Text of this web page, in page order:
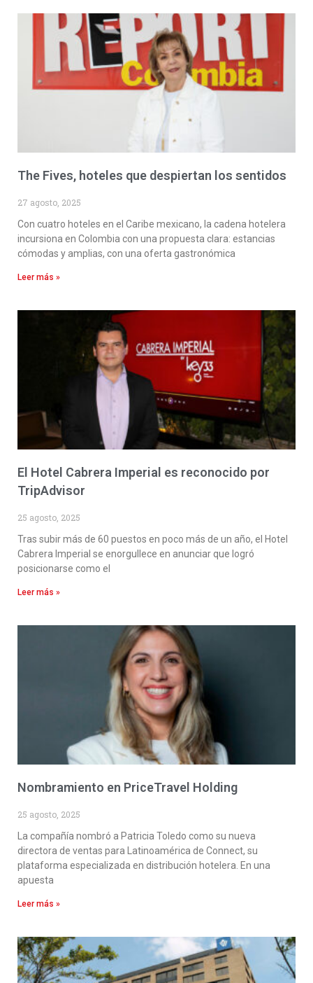
The Fives, hoteles que despiertan los sentidos
27 agosto, 2025
Con cuatro hoteles en el Caribe mexicano, la cadena hotelera
incursiona en Colombia con una propuesta clara: estancias
cómodas y amplias, con una oferta gastronómica
Leer más »
El Hotel Cabrera Imperial es reconocido por
TripAdvisor
25 agosto, 2025
Tras subir más de 60 puestos en poco más de un año, el Hotel
Cabrera Imperial se enorgullece en anunciar que logró
posicionarse como el
Leer más »
Nombramiento en PriceTravel Holding
25 agosto, 2025
La compañía nombró a Patricia Toledo como su nueva
directora de ventas para Latinoamérica de Connect, su
plataforma especializada en distribución hotelera. En una
apuesta
Leer más »